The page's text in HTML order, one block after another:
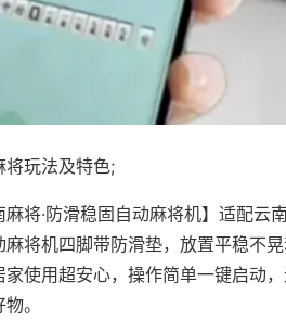
将玩法及特色;
麻将·防滑稳固自动麻将机】适配
麻将机四脚带防滑垫，放置平稳不
家使用超安心，操作简单一键启动
。